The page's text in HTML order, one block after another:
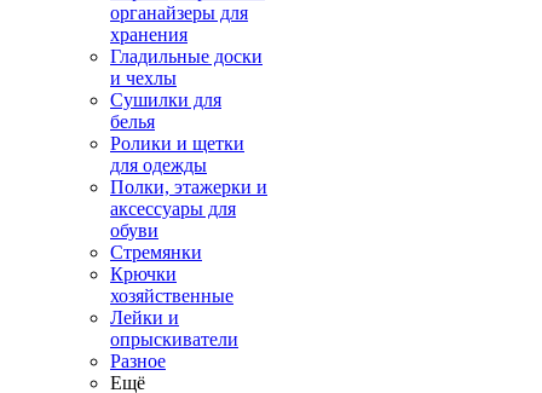
органайзеры для
хранения
Гладильные доски
и чехлы
Сушилки для
белья
Ролики и щетки
для одежды
Полки, этажерки и
аксессуары для
обуви
Стремянки
Крючки
хозяйственные
Лейки и
опрыскиватели
Разное
Ещё